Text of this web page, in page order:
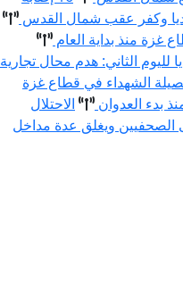
وكفر عقب شمال القدس
الثاني: هدم محال تجارية
الشهداء في قطاع غزة
الاحتلال
الصحفيين ويغلق عدة مداخل